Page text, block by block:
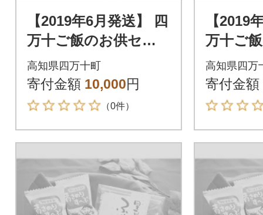
【2019年6月発送】 四
万十ご飯のお供セッ
ト Ess-01
高知県四万十町
寄付金額 10,000円
（0件）
【2019
万十ご
ト
高知県四万
寄付金額